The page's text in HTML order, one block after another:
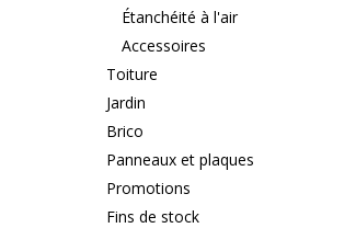
Étanchéité à l'air
Accessoires
Toiture
Jardin
Brico
Panneaux et plaques
Promotions
Fins de stock